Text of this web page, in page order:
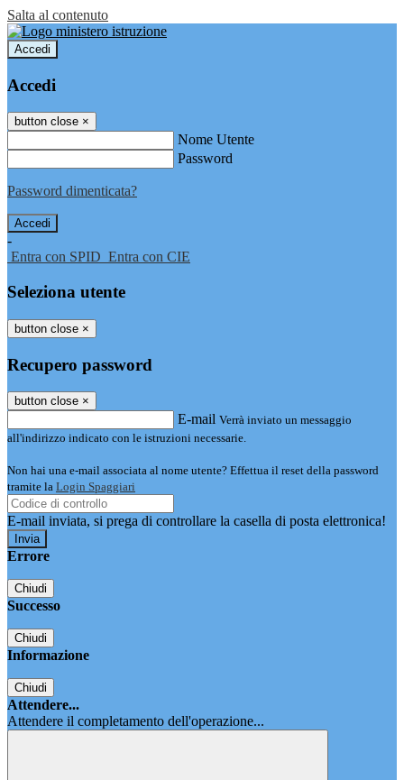
Salta al contenuto
Accedi
Accedi
button close ×
Nome Utente
Password
Password dimenticata?
-
Entra con SPID Entra con CIE
Seleziona utente
button close ×
Recupero password
button close ×
E-mail Verrà inviato un messaggio
all'indirizzo indicato con le istruzioni necessarie.
Non hai una e-mail associata al nome utente? Effettua il reset della password
tramite la Login Spaggiari
E-mail inviata, si prega di controllare la casella di posta elettronica!
Errore
Chiudi
Successo
Chiudi
Informazione
Chiudi
Attendere...
Attendere il completamento dell'operazione...